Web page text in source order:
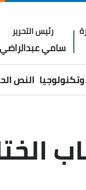
رئيس التحرير
سامي عبدالراضي
النص